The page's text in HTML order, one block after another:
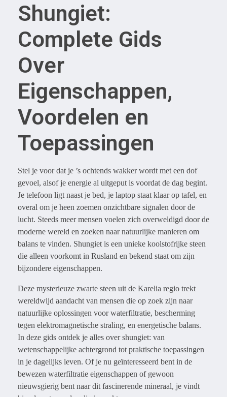
Shungiet:
Complete Gids
Over
Eigenschappen,
Voordelen en
Toepassingen
Stel je voor dat je ’s ochtends wakker wordt met een dof
gevoel, alsof je energie al uitgeput is voordat de dag begint.
Je telefoon ligt naast je bed, je laptop staat klaar op tafel, en
overal om je heen zoemen onzichtbare signalen door de
lucht. Steeds meer mensen voelen zich overweldigd door de
moderne wereld en zoeken naar natuurlijke manieren om
balans te vinden. Shungiet is een unieke koolstofrijke steen
die alleen voorkomt in Rusland en bekend staat om zijn
bijzondere eigenschappen.
Deze mysterieuze zwarte steen uit de Karelia regio trekt
wereldwijd aandacht van mensen die op zoek zijn naar
natuurlijke oplossingen voor waterfiltratie, bescherming
tegen elektromagnetische straling, en energetische balans.
In deze gids ontdek je alles over shungiet: van
wetenschappelijke achtergrond tot praktische toepassingen
in je dagelijks leven. Of je nu geïnteresseerd bent in de
bewezen waterfiltratie eigenschappen of gewoon
nieuwsgierig bent naar dit fascinerende mineraal, je vindt